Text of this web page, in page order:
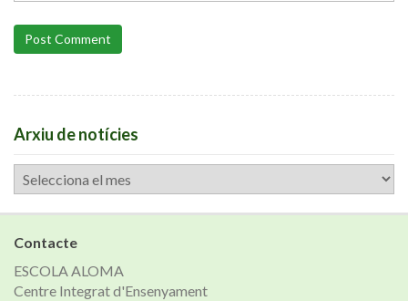
Post Comment
Arxiu de notícies
Arxiu
de
notícies
Contacte
ESCOLA ALOMA
Centre Integrat d'Ensenyament